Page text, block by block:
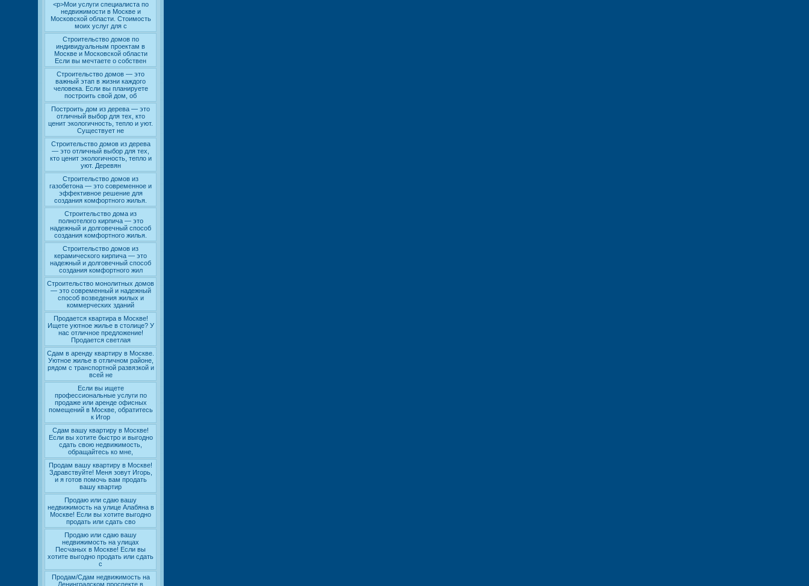
<p>Мои услуги специалиста по
недвижимости в Москве и
Московской области. Стоимость
моих услуг для с
Строительство домов по
индивидуальным проектам в
Москве и Московской области
Если вы мечтаете о собствен
Строительство домов — это
важный этап в жизни каждого
человека. Если вы планируете
построить свой дом, об
Построить дом из дерева — это
отличный выбор для тех, кто
ценит экологичность, тепло и уют.
Существует не
Строительство домов из дерева
— это отличный выбор для тех,
кто ценит экологичность, тепло и
уют. Деревян
Строительство домов из
газобетона — это современное и
эффективное решение для
создания комфортного жилья.
Строительство дома из
полнотелого кирпича — это
надежный и долговечный способ
создания комфортного жилья.
Строительство домов из
керамического кирпича — это
надежный и долговечный способ
создания комфортного жил
Строительство монолитных домов
— это современный и надежный
способ возведения жилых и
коммерческих зданий
Продается квартира в Москве!
Ищете уютное жилье в столице? У
нас отличное предложение!
Продается светлая
Сдам в аренду квартиру в Москве.
Уютное жилье в отличном районе,
рядом с транспортной развязкой и
всей не
Если вы ищете
профессиональные услуги по
продаже или аренде офисных
помещений в Москве, обратитесь
к Игор
Сдам вашу квартиру в Москве!
Если вы хотите быстро и выгодно
сдать свою недвижимость,
обращайтесь ко мне,
Продам вашу квартиру в Москве!
Здравствуйте! Меня зовут Игорь,
и я готов помочь вам продать
вашу квартир
Продаю или сдаю вашу
недвижимость на улице Алабяна в
Москве! Если вы хотите выгодно
продать или сдать сво
Продаю или сдаю вашу
недвижимость на улицах
Песчаных в Москве! Если вы
хотите выгодно продать или сдать
с
Продам/Сдам недвижимость на
Ленинградском проспекте в